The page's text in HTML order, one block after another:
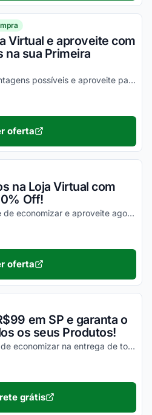
Virtual e aproveite com
sua Primeira
Desfrute das melhores vantagens possíveis e aproveite para economizar nas suas compras agora mesmo!
oferta
na Loja Virtual com
Off!
Não perca a oportunidade de economizar e aproveite agora mesmo com milhares de vantagens!
oferta
em SP e garanta o
os seus Produtos!
Aproveite a oportunidade de economizar na entrega de todos os seus produtos e usufrua desta vantagem agora mesmo!
grátis